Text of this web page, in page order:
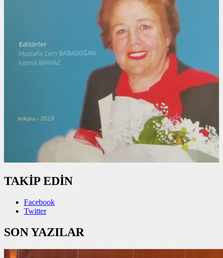
TAKİP EDİN
Facebook
Twitter
SON YAZILAR